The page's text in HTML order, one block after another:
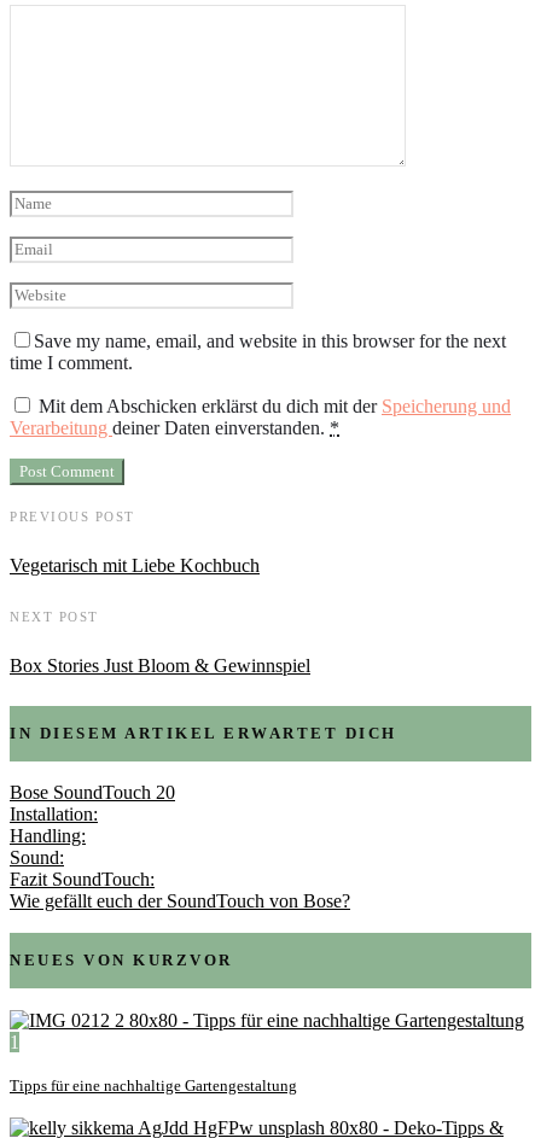
Save my name, email, and website in this browser for the next
time I comment.
Mit dem Abschicken erklärst du dich mit der Speicherung und
Verarbeitung deiner Daten einverstanden. *
PREVIOUS POST
Vegetarisch mit Liebe Kochbuch
NEXT POST
Box Stories Just Bloom & Gewinnspiel
IN DIESEM ARTIKEL ERWARTET DICH
Bose SoundTouch 20
Installation:
Handling:
Sound:
Fazit SoundTouch:
Wie gefällt euch der SoundTouch von Bose?
NEUES VON KURZVOR
1
Tipps für eine nachhaltige Gartengestaltung